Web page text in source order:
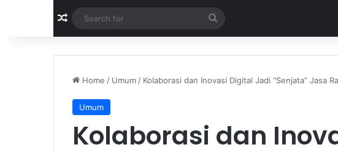
Random Article
for
Home / Umum / Kolaborasi dan Inovasi Digital Jadi “Senjata” Jasa
Umum
Kolaborasi dan